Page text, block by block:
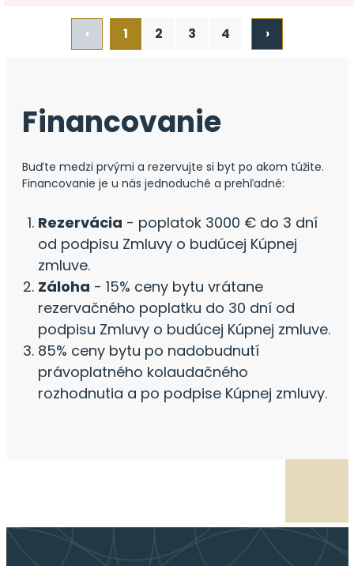
‹ 1 2 3 4 ›
Financovanie
Buďte medzi prvými a rezervujte si byt po akom túžite.
Financovanie je u nás jednoduché a prehľadné:
Rezervácia - poplatok 3000 € do 3 dní
od podpisu Zmluvy o budúcej Kúpnej
zmluve.
Záloha - 15% ceny bytu vrátane
rezervačného poplatku do 30 dní od
podpisu Zmluvy o budúcej Kúpnej zmluve.
85% ceny bytu po nadobudnutí
právoplatného kolaudačného
rozhodnutia a po podpise Kúpnej zmluvy.